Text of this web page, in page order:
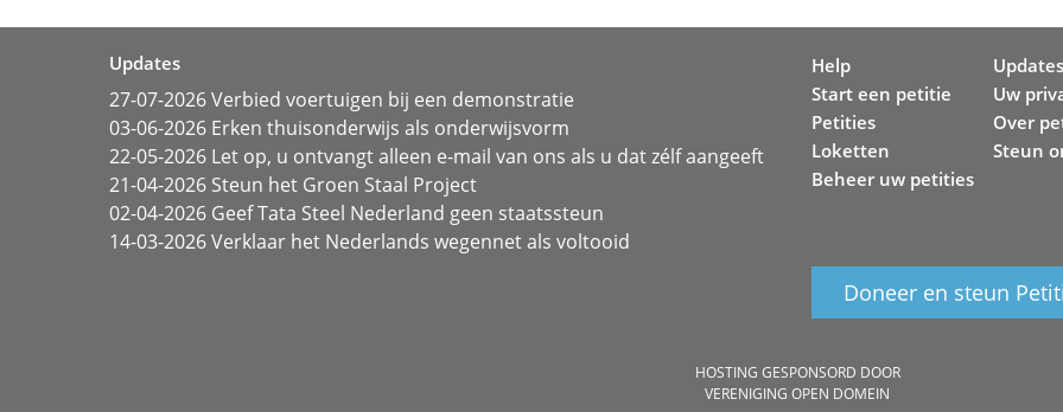
Updates
27-07-2026 Verbied voertuigen bij een demonstratie
03-06-2026 Erken thuisonderwijs als onderwijsvorm
22-05-2026 Let op, u ontvangt alleen e-mail van ons als u dat zélf aangeeft
21-04-2026 Steun het Groen Staal Project
02-04-2026 Geef Tata Steel Nederland geen staatssteun
14-03-2026 Verklaar het Nederlands wegennet als voltooid
Help
Start een petitie
Petities
Loketten
Beheer uw petities
Updates
Uw
Over
Steun
Doneer en steun
HOSTING GESPONSORD DOOR
VERENIGING OPEN DOMEIN